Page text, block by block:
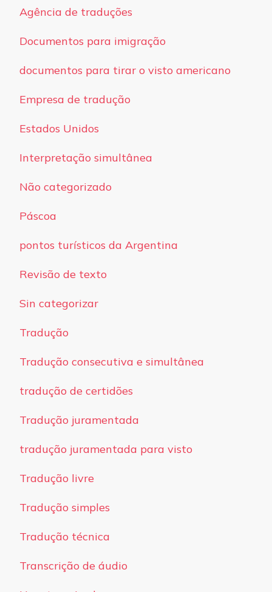
Agência de traduções
Documentos para imigração
documentos para tirar o visto americano
Empresa de tradução
Estados Unidos
Interpretação simultânea
Não categorizado
Páscoa
pontos turísticos da Argentina
Revisão de texto
Sin categorizar
Tradução
Tradução consecutiva e simultânea
tradução de certidões
Tradução juramentada
tradução juramentada para visto
Tradução livre
Tradução simples
Tradução técnica
Transcrição de áudio